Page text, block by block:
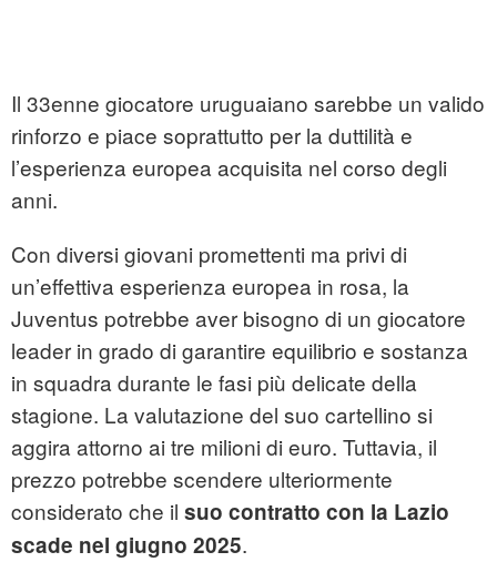
Il 33enne giocatore uruguaiano sarebbe un valido
rinforzo e piace soprattutto per la duttilità e
l’esperienza europea acquisita nel corso degli
anni.
Con diversi giovani promettenti ma privi di
un’effettiva esperienza europea in rosa, la
Juventus potrebbe aver bisogno di un giocatore
leader in grado di garantire equilibrio e sostanza
in squadra durante le fasi più delicate della
stagione. La valutazione del suo cartellino si
aggira attorno ai tre milioni di euro. Tuttavia, il
prezzo potrebbe scendere ulteriormente
considerato che il suo contratto con la Lazio
scade nel giugno 2025.